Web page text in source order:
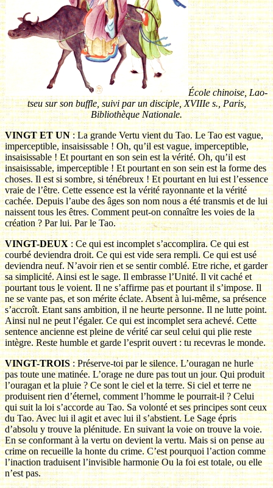
École chinoise, Lao-
tseu sur son buffle, suivi par un disciple, XVIIIe s., Paris,
Bibliothèque Nationale.
VINGT ET UN: La grande Vertu vient du Tao. Le Tao est vague,
imperceptible, insaisissable ! Oh, qu’il est vague, imperceptible,
insaisissable ! Et pourtant en son sein est la vérité. Oh, qu’il est
insaisissable, imperceptible ! Et pourtant en son sein est la forme des
choses. Il est si sombre, si ténébreux ! Et pourtant en lui est l’essence
vraie de l’être. Cette essence est la vérité rayonnante et la vérité
cachée. Depuis l’aube des âges son nom nous a été transmis et de lui
naissent tous les êtres. Comment peut-on connaître les voies de la
création ? Par lui. Par le Tao.
VINGT-DEUX: Ce qui est incomplet s’accomplira. Ce qui est
courbé deviendra droit. Ce qui est vide sera rempli. Ce qui est usé
deviendra neuf. N’avoir rien et se sentir comblé. Etre riche, et garder
sa simplicité. Ainsi est le sage. Il embrasse l’Unité. Il vit caché et
pourtant tous le voient. Il ne s’affirme pas et pourtant il s’impose. Il
ne se vante pas, et son mérite éclate. Absent à lui-même, sa présence
s’accroît. Etant sans ambition, il ne heurte personne. Il ne lutte point.
Ainsi nul ne peut l’égaler. Ce qui est incomplet sera achevé. Cette
sentence ancienne est pleine de vérité car seul celui qui plie reste
intègre. Reste humble et garde l’esprit ouvert : tu recevras le monde.
VINGT-TROIS: Préserve-toi par le silence. L’ouragan ne hurle
pas toute une matinée. L’orage ne dure pas tout un jour. Qui produit
l’ouragan et la pluie ? Ce sont le ciel et la terre. Si ciel et terre ne
produisent rien d’éternel, comment l’homme le pourrait-il ? Celui
qui suit la loi s’accorde au Tao. Sa volonté et ses principes sont ceux
du Tao. Avec lui il agit et avec lui il s’abstient. Le Sage épris
d’absolu y trouve la plénitude. En suivant la voie on trouve la voie.
En se conformant à la vertu on devient la vertu. Mais si on pense au
crime on recueille la honte du crime. C’est pourquoi l’action comme
l’inaction traduisent l’invisible harmonie Ou la foi est totale, ou elle
n’est pas.